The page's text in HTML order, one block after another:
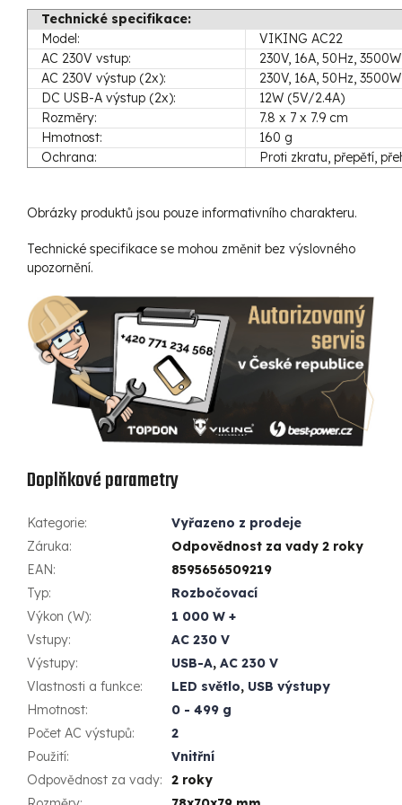
Technické specifikace:
Model:
VIKING AC22
AC 230V vstup:
230V, 16A, 50Hz,
AC 230V výstup (2x):
230V, 16A, 50Hz,
DC USB-A výstup (2x):
12W (5V/2.4A)
Rozměry:
7.8 x 7 x 7.9 cm
Hmotnost:
160 g
Ochrana:
Proti zkratu, přepětí,
Obrázky produktů jsou pouze informativního charakteru.
Technické specifikace se mohou změnit bez výslovného
upozornění.
Doplňkové parametry
Kategorie:
Vyřazeno z prodeje
Záruka:
Odpovědnost za vady 2 roky
EAN:
8595656509219
Typ:
Rozbočovací
Výkon (W):
1 000 W +
Vstupy:
AC 230 V
Výstupy: USB-A, AC 230 V
Vlastnosti a funkce: LED světlo, USB výstupy
Hmotnost:
0 - 499 g
Počet AC výstupů:
2
Použití:
Vnitřní
Odpovědnost za vady:
2 roky